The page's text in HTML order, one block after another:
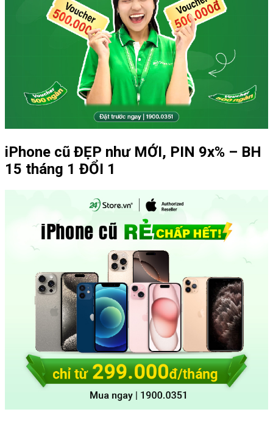
iPhone cũ ĐẸP như MỚI, PIN 9x% – BH
15 tháng 1 ĐỔI 1